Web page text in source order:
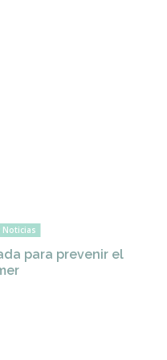
Noticias
para prevenir el